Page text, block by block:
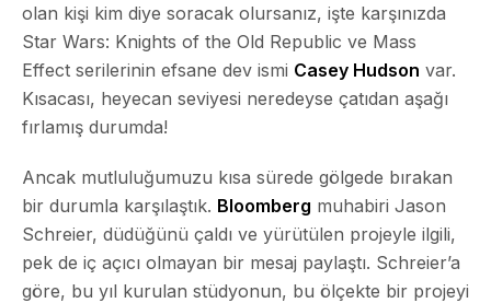
olan kişi kim diye soracak olursanız, işte karşınızda
Star Wars: Knights of the Old Republic ve Mass
Effect serilerinin efsane dev ismi Casey Hudson var.
Kısacası, heyecan seviyesi neredeyse çatıdan aşağı
fırlamış durumda!
Ancak mutluluğumuzu kısa sürede gölgede bırakan
bir durumla karşılaştık. Bloomberg muhabiri Jason
Schreier, düdüğünü çaldı ve yürütülen projeyle ilgili,
pek de iç açıcı olmayan bir mesaj paylaştı. Schreier’a
göre, bu yıl kurulan stüdyonun, bu ölçekte bir projeyi